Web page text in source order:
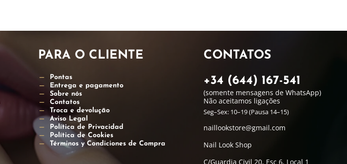
PARA O CLIENTE
Pontas
Entrega e pagamento
Sobre nós
Contatos
Troca e devolução
Aviso Legal
Política de Privacidad
Política de Cookies
Términos y Condiciones de Compra
CONTATOS
+34 (644) 167-541
(somente mensagens de WhatsApp)
Não aceitamos ligações
Seg–Sex: 10–19 (Pausa 14–15)
naillookstore@gmail.com
Nail Look Shop
C/Guardia Civil 20, Esc 6, Local 1